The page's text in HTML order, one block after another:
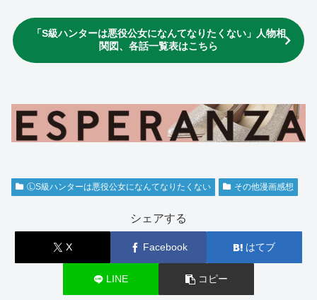
「S級ハンターは悪役公女になんてなりたくない」人物相
関図、各話一覧表はこちら
ⓁS級ハンターは悪役公女になんてなりたくない その他漫画感想
シェアする
X Facebook はてブ
LINE コピー